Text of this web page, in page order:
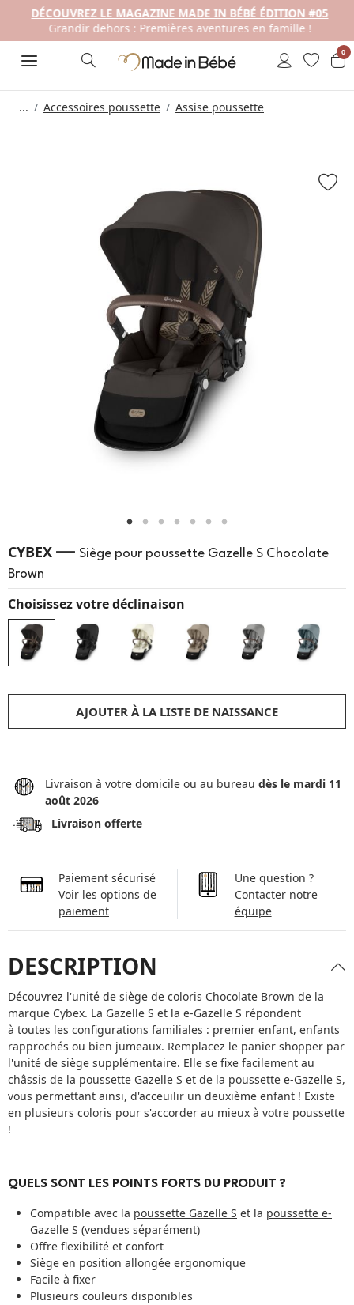
DÉCOUVREZ LE MAGAZINE MADE IN BÉBÉ ÉDITION #05
Grandir dehors : Premières aventures en famille !
0
... Accessoires poussette Assise poussette
CYBEX — Siège pour poussette Gazelle S Chocolate
Brown
Choisissez votre déclinaison
AJOUTER À LA LISTE DE NAISSANCE
Livraison à votre domicile ou au bureau dès le mardi 11
août 2026
Livraison offerte
Paiement sécurisé
Voir les options de
paiement
Une question ?
Contacter notre
équipe
DESCRIPTION
Découvrez l'unité de siège de coloris Chocolate Brown de la
marque Cybex. La Gazelle S et la e-Gazelle S répondent
à toutes les configurations familiales : premier enfant, enfants
rapprochés ou bien jumeaux. Remplacez le panier shopper par
l'unité de siège supplémentaire. Elle se fixe facilement au
châssis de la poussette Gazelle S et de la poussette e-Gazelle S,
vous permettant ainsi, d'acceuilir un deuxième enfant ! Existe
en plusieurs coloris pour s'accorder au mieux à votre poussette
!
QUELS SONT LES POINTS FORTS DU PRODUIT ?
Compatible avec la poussette Gazelle S et la poussette e-
Gazelle S (vendues séparément)
Offre flexibilité et confort
Siège en position allongée ergonomique
Facile à fixer
Plusieurs couleurs disponibles